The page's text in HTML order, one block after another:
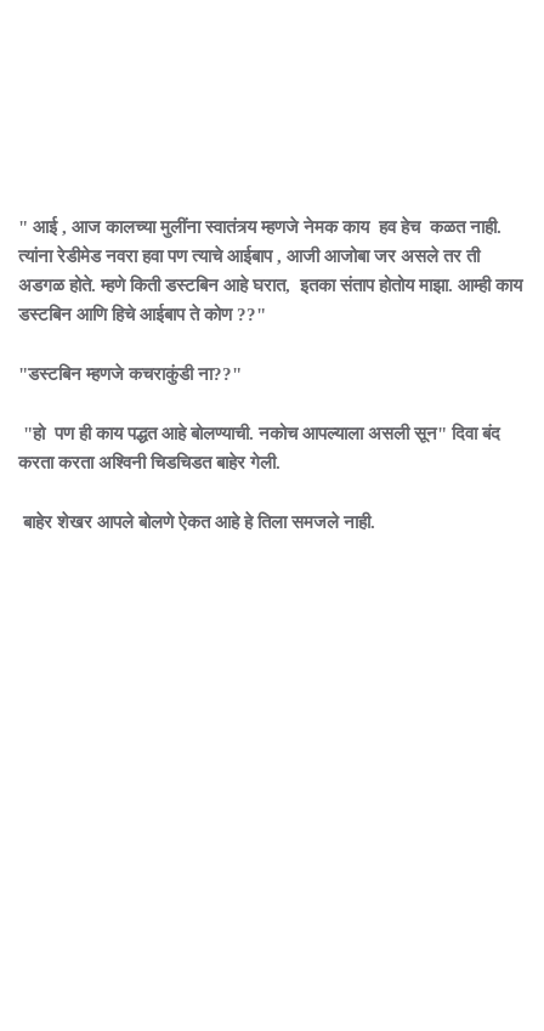
" आई , आज कालच्या मुलींना स्वातंत्र्य म्हणजे नेमक काय हव हेच कळत नाही.
त्यांना रेडीमेड नवरा हवा पण त्याचे आईबाप , आजी आजोबा जर असले तर ती
अडगळ होते. म्हणे किती डस्टबिन आहे घरात, इतका संताप होतोय माझा. आम्ही काय
डस्टबिन आणि हिचे आईबाप ते कोण ??"
"डस्टबिन म्हणजे कचराकुंडी ना??"
"हो पण ही काय पद्धत आहे बोलण्याची. नकोच आपल्याला असली सून" दिवा बंद
करता करता अश्विनी चिडचिडत बाहेर गेली.
बाहेर शेखर आपले बोलणे ऐकत आहे हे तिला समजले नाही.